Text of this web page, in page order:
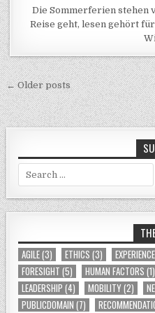
Die Sommerferien stehen
Reise geht, lesen gehört
Posts navigation
← Older posts
Search for:
AGILE(3) ETHICS (3) EXPERIENCE
FORESIGHT (5) HUMAN FACTORS (1)
LEADERSHIP (4) MOBILITY(2)
PUBLICDOMAIN (7)